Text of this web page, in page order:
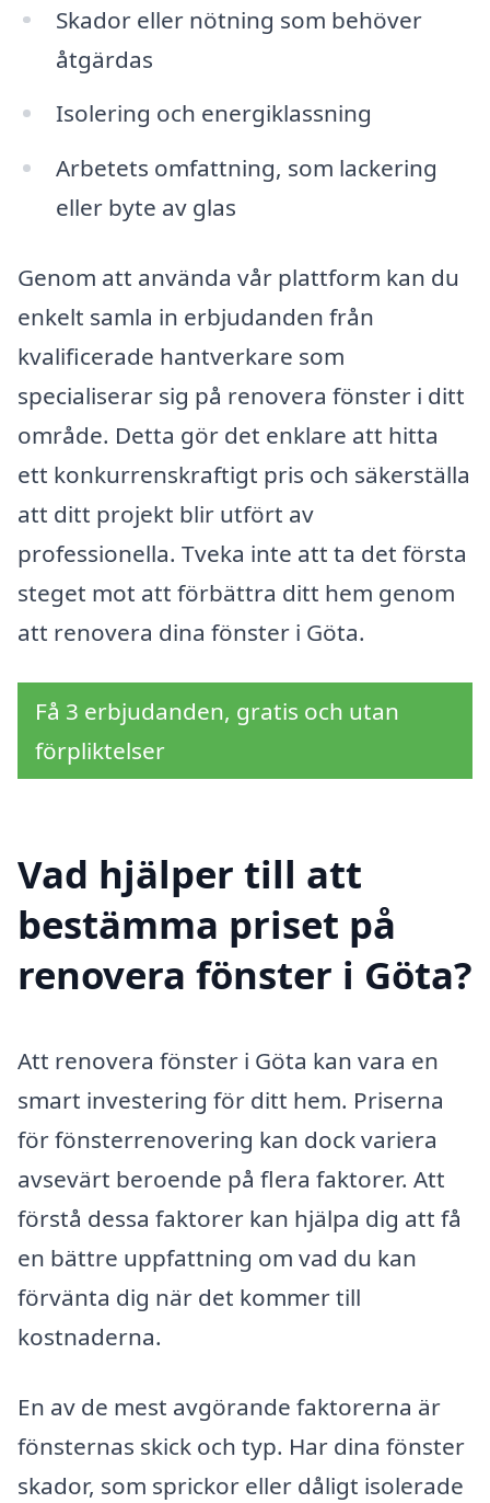
Skador eller nötning som behöver
åtgärdas
Isolering och energiklassning
Arbetets omfattning, som lackering
eller byte av glas
Genom att använda vår plattform kan du
enkelt samla in erbjudanden från
kvalificerade hantverkare som
specialiserar sig på renovera fönster i ditt
område. Detta gör det enklare att hitta
ett konkurrenskraftigt pris och säkerställa
att ditt projekt blir utfört av
professionella. Tveka inte att ta det första
steget mot att förbättra ditt hem genom
att renovera dina fönster i Göta.
Få 3 erbjudanden, gratis och utan
förpliktelser
Vad hjälper till att
bestämma priset på
renovera fönster i Göta?
Att renovera fönster i Göta kan vara en
smart investering för ditt hem. Priserna
för fönsterrenovering kan dock variera
avsevärt beroende på flera faktorer. Att
förstå dessa faktorer kan hjälpa dig att få
en bättre uppfattning om vad du kan
förvänta dig när det kommer till
kostnaderna.
En av de mest avgörande faktorerna är
fönsternas skick och typ. Har dina fönster
skador, som sprickor eller dåligt isolerade